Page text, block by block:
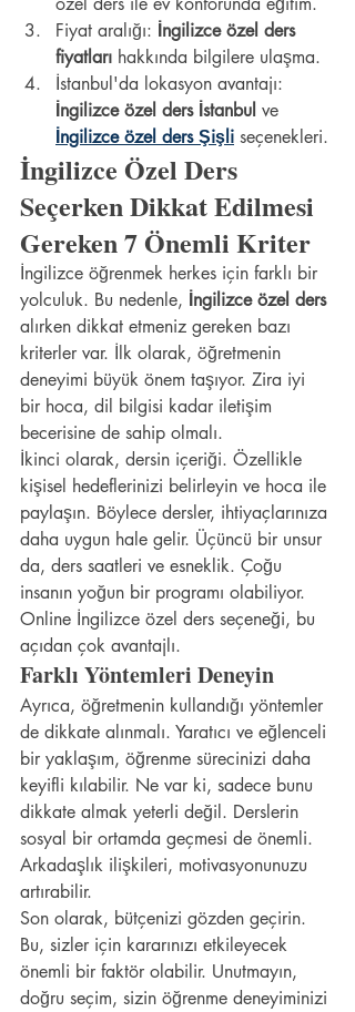
Fiyat aralığı: İngilizce özel ders
fiyatları hakkında bilgilere ulaşma.
İstanbul'da lokasyon avantajı:
İngilizce özel ders İstanbul ve
İngilizce özel ders Şişli seçenekleri.
İngilizce Özel Ders
Seçerken Dikkat Edilmesi
Gereken 7 Önemli Kriter
İngilizce öğrenmek herkes için farklı bir
yolculuk. Bu nedenle, İngilizce özel ders
alırken dikkat etmeniz gereken bazı
kriterler var. İlk olarak, öğretmenin
deneyimi büyük önem taşıyor. Zira iyi
bir hoca, dil bilgisi kadar iletişim
becerisine de sahip olmalı.
İkinci olarak, dersin içeriği. Özellikle
kişisel hedeflerinizi belirleyin ve hoca ile
paylaşın. Böylece dersler, ihtiyaçlarınıza
daha uygun hale gelir. Üçüncü bir unsur
da, ders saatleri ve esneklik. Çoğu
insanın yoğun bir programı olabiliyor.
Online İngilizce özel ders seçeneği, bu
açıdan çok avantajlı.
Farklı Yöntemleri Deneyin
Ayrıca, öğretmenin kullandığı yöntemler
de dikkate alınmalı. Yaratıcı ve eğlenceli
bir yaklaşım, öğrenme sürecinizi daha
keyifli kılabilir. Ne var ki, sadece bunu
dikkate almak yeterli değil. Derslerin
sosyal bir ortamda geçmesi de önemli.
Arkadaşlık ilişkileri, motivasyonunuzu
artırabilir.
Son olarak, bütçenizi gözden geçirin.
Bu, sizler için kararınızı etkileyecek
önemli bir faktör olabilir. Unutmayın,
doğru seçim, sizin öğrenme deneyiminizi